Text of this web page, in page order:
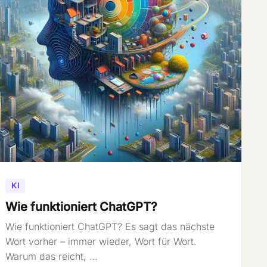
KI
Wie funktioniert ChatGPT?
Wie funktioniert ChatGPT? Es sagt das nächste
Wort vorher – immer wieder, Wort für Wort.
Warum das reicht, …